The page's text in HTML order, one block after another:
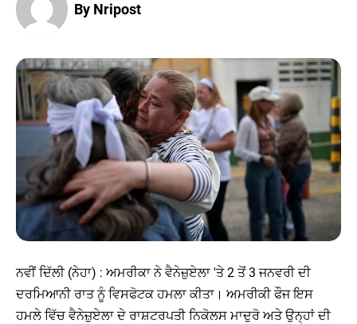
By Nripost
ਨਵੀਂ ਦਿੱਲੀ (ਨੇਹਾ) : ਅਮਰੀਕਾ ਨੇ ਵੈਨੇਜ਼ੁਏਲਾ 'ਤੇ 2 ਤੋਂ 3 ਜਨਵਰੀ ਦੀ
ਦਰਮਿਆਨੀ ਰਾਤ ਨੂੰ ਵਿਸਫੋਟਕ ਹਮਲਾ ਕੀਤਾ। ਅਮਰੀਕੀ ਫੌਜ ਇਸ
ਹਮਲੇ ਵਿੱਚ ਵੈਨੇਜ਼ੁਏਲਾ ਦੇ ਰਾਸ਼ਟਰਪਤੀ ਨਿਕੋਲਸ ਮਾਦੁਰੋ ਅਤੇ ਉਨ੍ਹਾਂ ਦੀ